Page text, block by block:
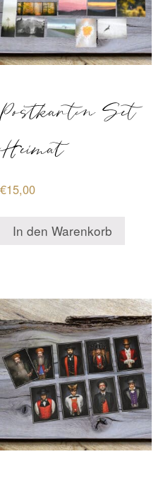
Postkarten Set
Heimat
€15,00
In den Warenkorb